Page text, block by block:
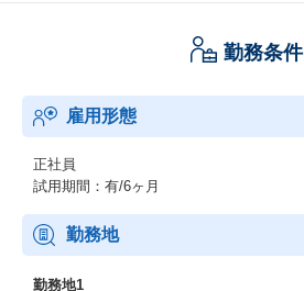
勤務条件
雇用形態
正社員
試用期間：有/6ヶ月
勤務地
勤務地1